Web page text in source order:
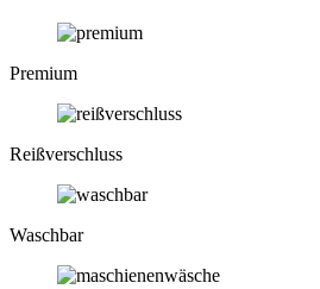
Premium
Reiß­verschluss
Waschbar